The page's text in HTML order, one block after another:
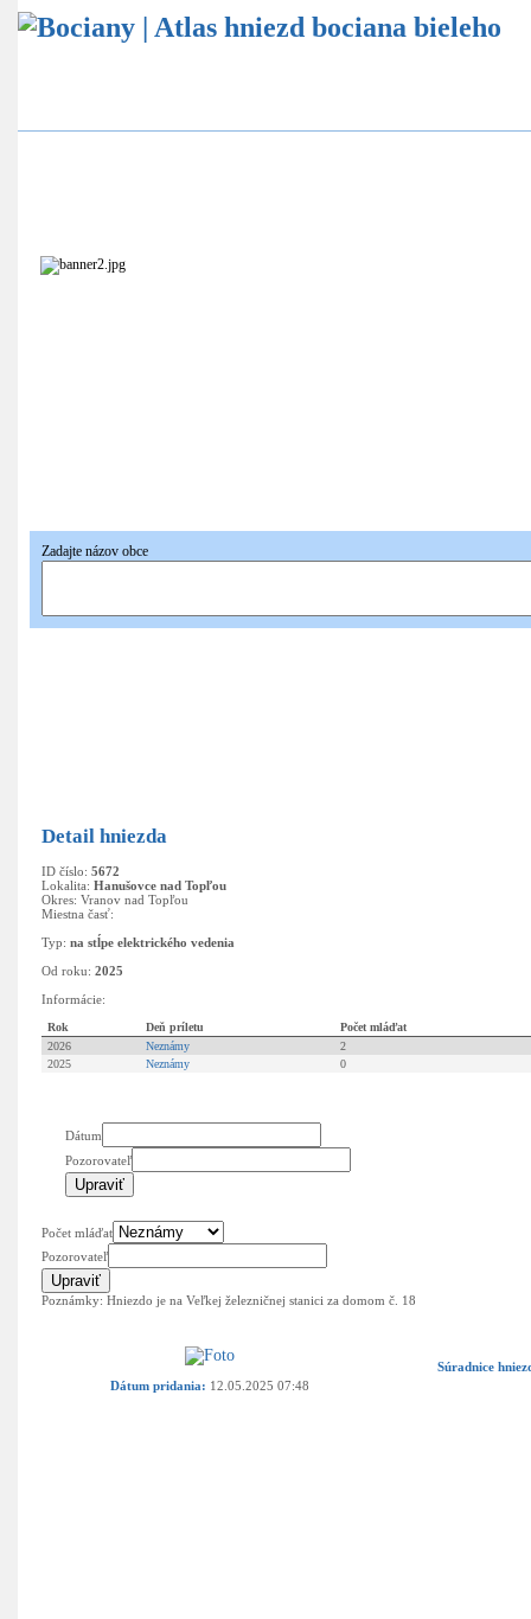
Zadajte názov obce
Detail hniezda
ID číslo: 5672
Lokalita: Hanušovce nad Topľou
Okres: Vranov nad Topľou
Miestna časť:
Typ: na stĺpe elektrického vedenia
Od roku: 2025
Informácie:
Rok Deň príletu
Počet mláďat
2026
Neznámy
2
2025
Neznámy 0
Dátum
Pozorovateľ
Počet mláďat
Pozorovateľ
Poznámky: Hniezdo je na Veľkej železničnej stanici za domom č. 18
Dátum pridania: 12.05.2025 07:48
Súradnice